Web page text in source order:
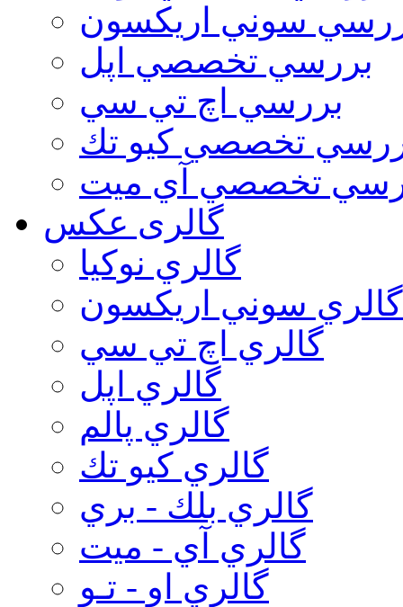
سوني اريكسون
بررسي تخصصي اپل
بررسي اچ تي سي
تخصصي كيو تك
تخصصي آي ميت
گالری عکس
گالري نوكيا
گالري سوني اريكسون
گالري اچ تي سي
گالري اپل
گالري پالم
گالري كيو تك
گالري بلك - بري
گالري آي - ميت
گالري او - تـو